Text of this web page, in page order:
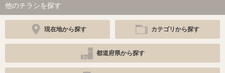
他のチラシを探す
現在地から探す カテゴリから探す
都道府県から探す